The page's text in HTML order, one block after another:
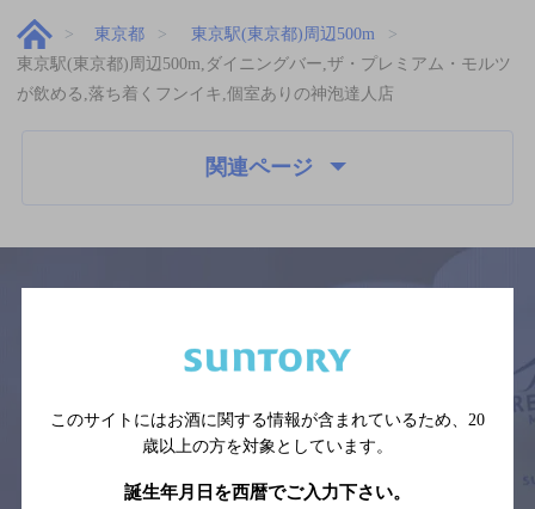
東京都
東京駅(東京都)周辺500m
東京駅(東京都)周辺500m,ダイニングバー,ザ・プレミアム・モルツ
が飲める,落ち着くフンイキ,個室ありの神泡達人店
関連ページ
サイトマップ ご意見・ご感想 利用規約
念のためお店にご確認の上ご来店くださいますようお願い申し上げま
す。
情報提供：ぐるなび
このサイトにはお酒に関する情報が含まれているため、 20
歳以上の方を対象としています。
誕生年月日を西暦でご入力下さい。